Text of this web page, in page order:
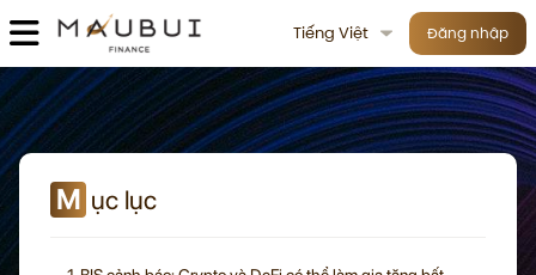
Tiếng Việt Đăng nhập
M ục lục